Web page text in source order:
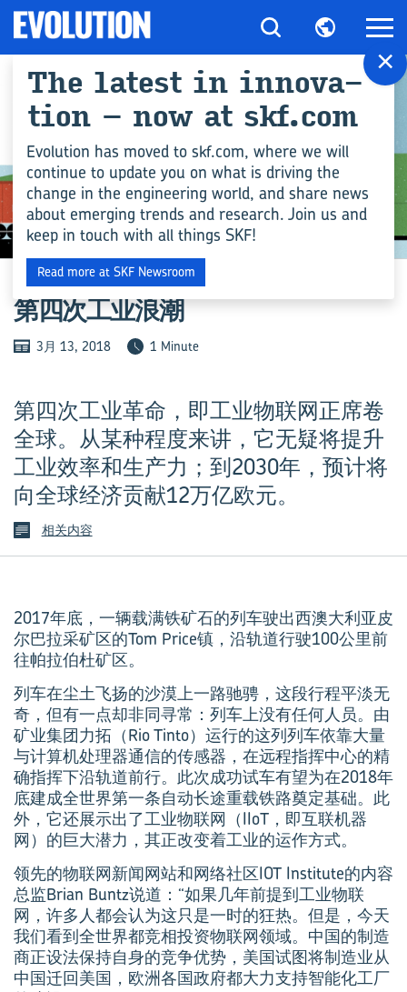
数字技术
第四次工业浪潮
3月 13, 2018 1 Minute
第四次工业革命，即工业物联网正席卷
全球。从某种程度来讲，它无疑将提升
工业效率和生产力；到2030年，预计将
向全球经济贡献12万亿欧元。
相关内容
2017年底，一辆载满铁矿石的列车驶出西澳大利亚皮
尔巴拉采矿区的Tom Price镇，沿轨道行驶100公里前
往帕拉伯杜矿区。
列车在尘土飞扬的沙漠上一路驰骋，这段行程平淡无
奇，但有一点却非同寻常：列车上没有任何人员。由
矿业集团力拓（Rio Tinto）运行的这列列车依靠大量
与计算机处理器通信的传感器，在远程指挥中心的精
确指挥下沿轨道前行。此次成功试车有望为在2018年
底建成全世界第一条自动长途重载铁路奠定基础。此
外，它还展示出了工业物联网（IIoT，即互联机器
网）的巨大潜力，其正改变着工业的运作方式。
领先的物联网新闻网站和网络社区IOT Institute的内容
总监Brian Buntz说道：“如果几年前提到工业物联
网，许多人都会认为这只是一时的狂热。但是，今天
我们看到全世界都竞相投资物联网领域。中国的制造
商正设法保持自身的竞争优势，美国试图将制造业从
中国迁回美国，欧洲各国政府都大力支持智能化工厂
×
The latest in in­nov­a­
tion – now at skf.com
Evolution has moved to skf.com, where we will
continue to update you on what is driving the
change in the engineering world, and share news
about emerging trends and research. Join us and
keep in touch with all things SKF!
Read more at SKF Newsroom